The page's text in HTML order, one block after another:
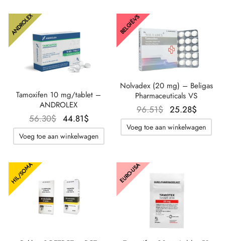
ANDROLEX
Tamoxifen 10 mg/tablet –
ANDROLEX
56.30$ Oorspronkelijke
prijs was:
56.30$.
44.81$
huidige
prijs is:
Voeg toe aan winkelwagen
BELGIË-VS
Nolvadex (20 mg) – Beligas
Pharmaceuticals VS
96.51$ Oorspronkelijke
prijs was:
96.51$.
25.28$
prijs
Voeg toe aan winkelwagen
HIL/SOMA EURO-USA